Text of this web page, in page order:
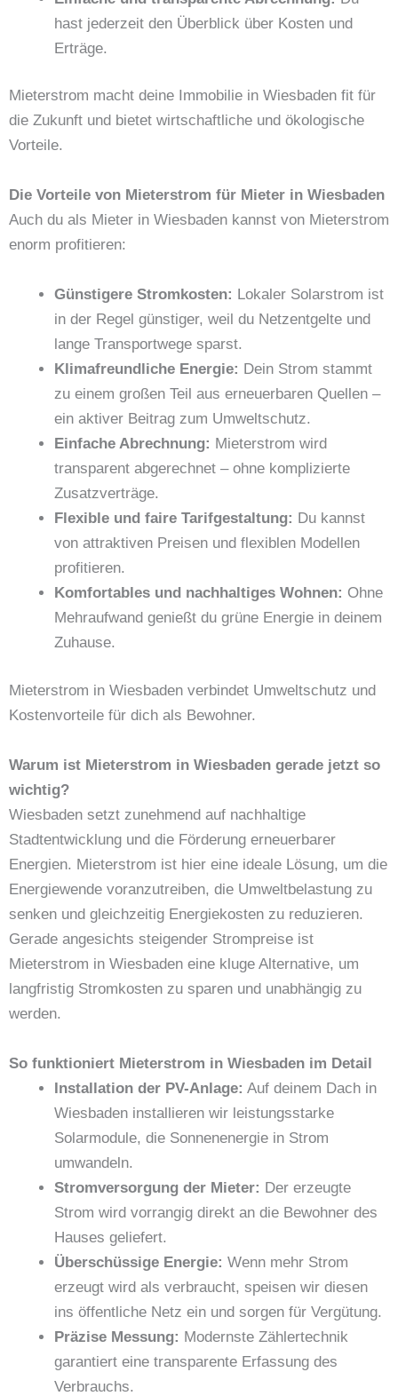
hast jederzeit den Überblick über Kosten und
Erträge.
Mieterstrom macht deine Immobilie in Wiesbaden fit für
die Zukunft und bietet wirtschaftliche und ökologische
Vorteile.
Die Vorteile von Mieterstrom für Mieter in Wiesbaden
Auch du als Mieter in Wiesbaden kannst von Mieterstrom
enorm profitieren:
Günstigere Stromkosten: Lokaler Solarstrom ist
in der Regel günstiger, weil du Netzentgelte und
lange Transportwege sparst.
Klimafreundliche Energie: Dein Strom stammt
zu einem großen Teil aus erneuerbaren Quellen –
ein aktiver Beitrag zum Umweltschutz.
Einfache Abrechnung: Mieterstrom wird
transparent abgerechnet – ohne komplizierte
Zusatzverträge.
Flexible und faire Tarifgestaltung: Du kannst
von attraktiven Preisen und flexiblen Modellen
profitieren.
Komfortables und nachhaltiges Wohnen: Ohne
Mehraufwand genießt du grüne Energie in deinem
Zuhause.
Mieterstrom in Wiesbaden verbindet Umweltschutz und
Kostenvorteile für dich als Bewohner.
Warum ist Mieterstrom in Wiesbaden gerade jetzt so
wichtig?
Wiesbaden setzt zunehmend auf nachhaltige
Stadtentwicklung und die Förderung erneuerbarer
Energien. Mieterstrom ist hier eine ideale Lösung, um die
Energiewende voranzutreiben, die Umweltbelastung zu
senken und gleichzeitig Energiekosten zu reduzieren.
Gerade angesichts steigender Strompreise ist
Mieterstrom in Wiesbaden eine kluge Alternative, um
langfristig Stromkosten zu sparen und unabhängig zu
werden.
So funktioniert Mieterstrom in Wiesbaden im Detail
Installation der PV-Anlage: Auf deinem Dach in
Wiesbaden installieren wir leistungsstarke
Solarmodule, die Sonnenenergie in Strom
umwandeln.
Stromversorgung der Mieter: Der erzeugte
Strom wird vorrangig direkt an die Bewohner des
Hauses geliefert.
Überschüssige Energie: Wenn mehr Strom
erzeugt wird als verbraucht, speisen wir diesen
ins öffentliche Netz ein und sorgen für Vergütung.
Präzise Messung: Modernste Zählertechnik
garantiert eine transparente Erfassung des
Verbrauchs.